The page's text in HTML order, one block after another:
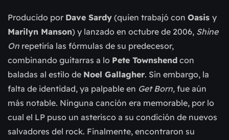
Producido por Dave Sardy (quien trabajó con Oasis y
Marilyn Manson) y lanzado en octubre de 2006, Shine
On repetiría las fórmulas de su predecesor,
combinando guitarras a lo Pete Townshend con
baladas al estilo de Noel Gallagher. Sin embargo, la
falta de identidad, ya palpable en Get Born, fue aún
más notable. Ninguna canción era memorable, por lo
cual el LP puso un asterisco a su condición de nuevos
salvadores del rock. Finalmente, encontraron su